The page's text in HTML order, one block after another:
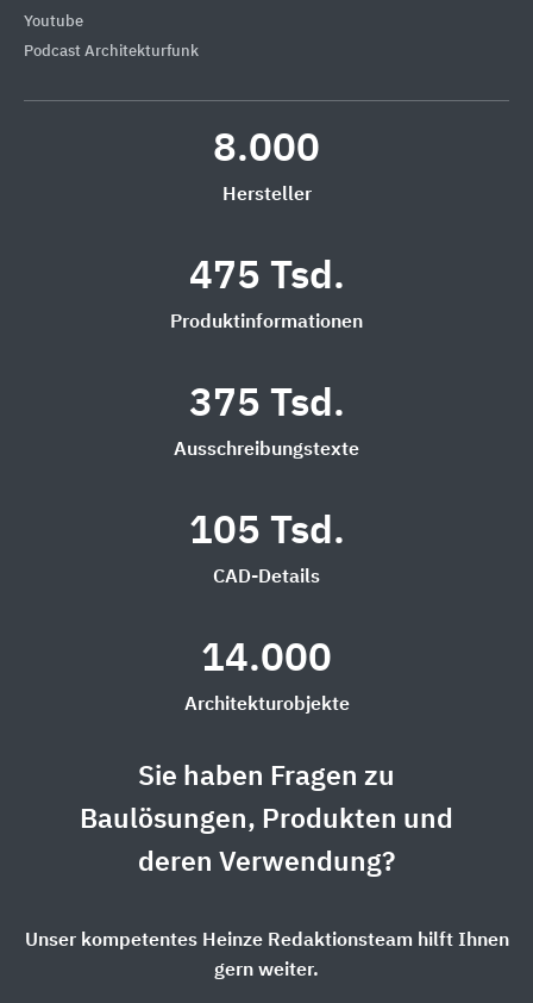
Youtube
Podcast Architekturfunk
8.000
Hersteller
475 Tsd.
Produktinformationen
375 Tsd.
Ausschreibungstexte
105 Tsd.
CAD-Details
14.000
Architekturobjekte
Sie haben Fragen zu
Baulösungen, Produkten und
deren Verwendung?
Unser kompetentes Heinze Redaktionsteam hilft Ihnen
gern weiter.